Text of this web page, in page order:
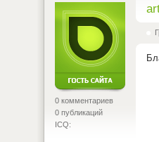
0 комментариев
0 публикаций
ICQ: